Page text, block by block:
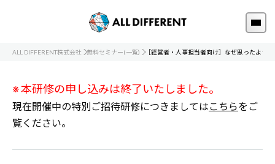
ALL DIFFERENT株式会社 無料セミナー(一覧) ［経営者・人事担当者向け］なぜ思ったよう
※ 本研修の申し込みは終了いたしました。
現在開催中の特別ご招待研修につきましてはこちらをご
覧ください。